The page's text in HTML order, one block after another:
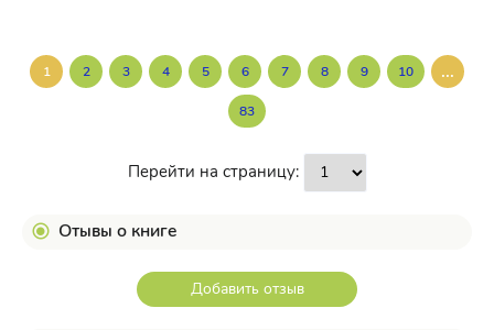
1 2 3 4 5 6 7 8 9 10 ...
83
Перейти на страницу:
Отывы о книге
Добавить отзыв